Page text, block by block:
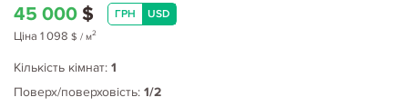
45 000 $ ГРН USD
Ціна 1 098 $ / м2
Кількість кімнат: 1
Поверх/поверховість: 1/2